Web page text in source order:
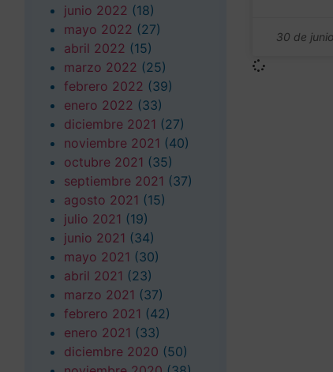
junio 2022 (18)
mayo 2022 (27)
abril 2022 (15)
marzo 2022 (25)
febrero 2022 (39)
enero 2022 (33)
diciembre 2021 (27)
noviembre 2021 (40)
octubre 2021 (35)
septiembre 2021 (37)
agosto 2021 (15)
julio 2021 (19)
junio 2021 (34)
mayo 2021 (30)
abril 2021 (23)
marzo 2021 (37)
febrero 2021 (42)
enero 2021 (33)
diciembre 2020 (50)
30 de